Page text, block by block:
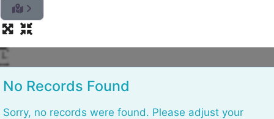
No Records Found
Sorry, no records were found. Please adjust your